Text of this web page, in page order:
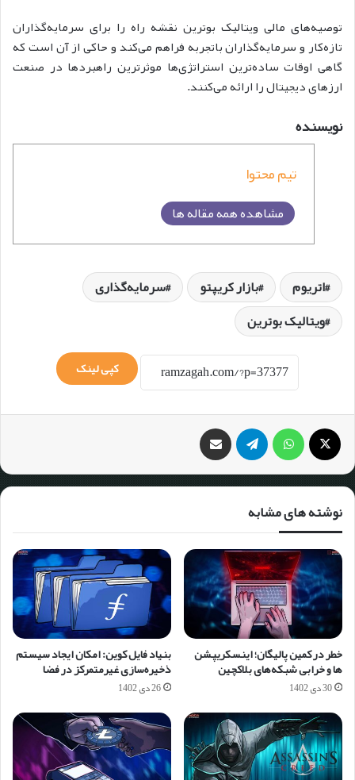
توصیه‌های مالی ویتالیک بوترین نقشه راه را برای سرمایه‌گذاران
تازه‌کار و سرمایه‌گذاران باتجربه فراهم می‌کند و حاکی از آن است که
گاهی اوقات ساده‌ترین استراتژی‌ها موثرترین راهبردها در صنعت
ارزهای دیجیتال را ارائه می‌کنند.
نویسنده
تیم محتوا
مشاهده همه مقاله ها
اتریوم بازار کریپتو
سرمایه‌گذاری
ویتالیک بوترین
کپی لینک
نوشته های مشابه
خطر در کمین پالیگان؛ اینسکریپشن
ها و خرابی شبکه‌های بلاکچین
30 دی 1402
بنیاد فایل کوین: امکان ایجاد سیستم
ذخیره‌سازی غیرمتمرکز در فضا
26 دی 1402